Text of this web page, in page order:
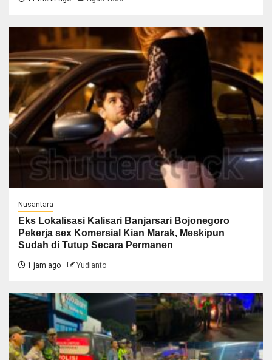
Nusantara
Eks Lokalisasi Kalisari Banjarsari Bojonegoro
Pekerja sex Komersial Kian Marak, Meskipun
Sudah di Tutup Secara Permanen
1 jam ago Yudianto